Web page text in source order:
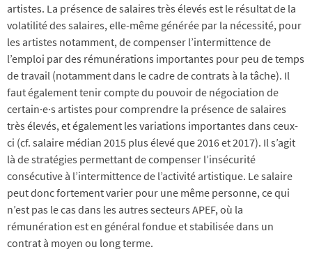
artistes. La présence de salaires très élevés est le résultat de la
volatilité des salaires, elle-même générée par la nécessité, pour
les artistes notamment, de compenser l’intermittence de
l’emploi par des rémunérations importantes pour peu de temps
de travail (notamment dans le cadre de contrats à la tâche). Il
faut également tenir compte du pouvoir de négociation de
certain·e·s artistes pour comprendre la présence de salaires
très élevés, et également les variations importantes dans ceux-
ci (cf. salaire médian 2015 plus élevé que 2016 et 2017). Il s’agit
là de stratégies permettant de compenser l’insécurité
consécutive à l’intermittence de l’activité artistique. Le salaire
peut donc fortement varier pour une même personne, ce qui
n’est pas le cas dans les autres secteurs APEF, où la
rémunération est en général fondue et stabilisée dans un
contrat à moyen ou long terme.